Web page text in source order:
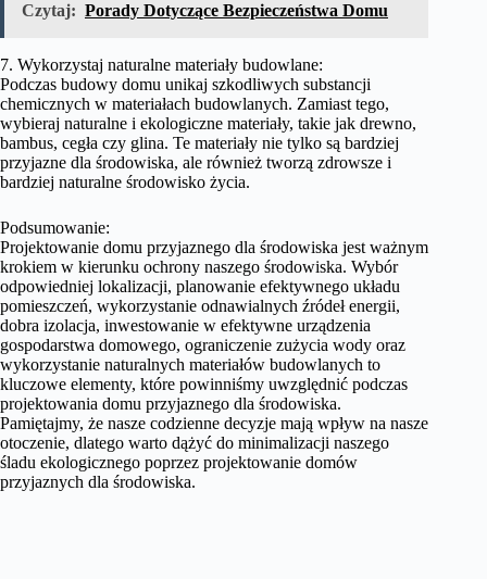
Czytaj: Porady Dotyczące Bezpieczeństwa Domu
7. Wykorzystaj naturalne materiały budowlane:
Podczas budowy domu unikaj szkodliwych substancji
chemicznych w materiałach budowlanych. Zamiast tego,
wybieraj naturalne i ekologiczne materiały, takie jak drewno,
bambus, cegła czy glina. Te materiały nie tylko są bardziej
przyjazne dla środowiska, ale również tworzą zdrowsze i
bardziej naturalne środowisko życia.
Podsumowanie:
Projektowanie domu przyjaznego dla środowiska jest ważnym
krokiem w kierunku ochrony naszego środowiska. Wybór
odpowiedniej lokalizacji, planowanie efektywnego układu
pomieszczeń, wykorzystanie odnawialnych źródeł energii,
dobra izolacja, inwestowanie w efektywne urządzenia
gospodarstwa domowego, ograniczenie zużycia wody oraz
wykorzystanie naturalnych materiałów budowlanych to
kluczowe elementy, które powinniśmy uwzględnić podczas
projektowania domu przyjaznego dla środowiska.
Pamiętajmy, że nasze codzienne decyzje mają wpływ na nasze
otoczenie, dlatego warto dążyć do minimalizacji naszego
śladu ekologicznego poprzez projektowanie domów
przyjaznych dla środowiska.